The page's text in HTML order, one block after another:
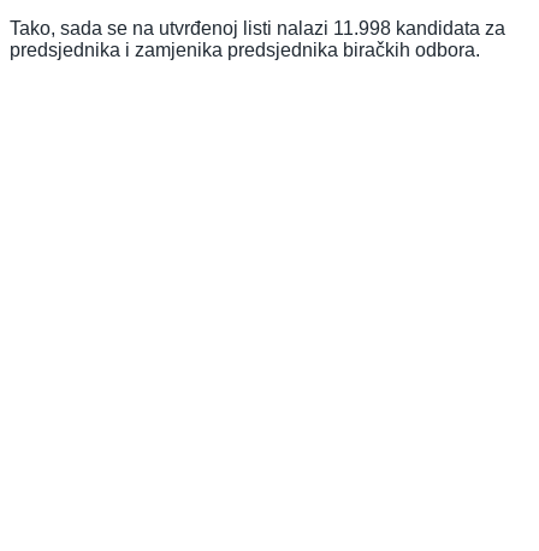
Tako, sada se na utvrđenoj listi nalazi 11.998 kandidata za
predsjednika i zamjenika predsjednika biračkih odbora.